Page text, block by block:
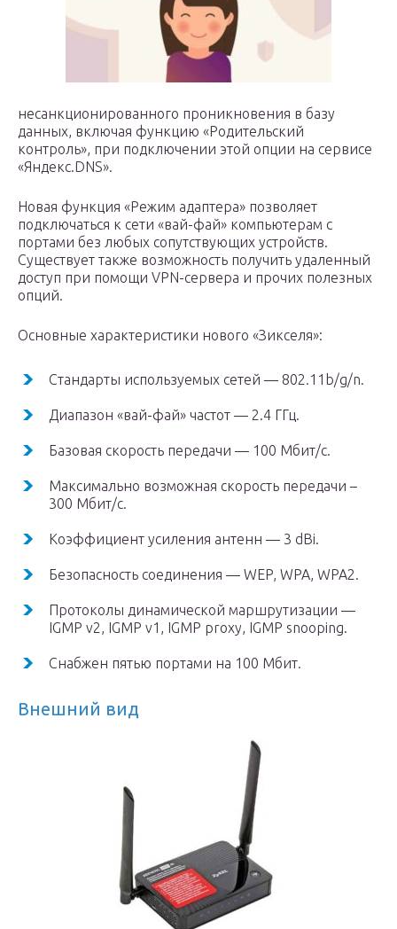
несанкционированного проникновения в базу
данных, включая функцию «Родительский
контроль», при подключении этой опции на сервисе
«Яндекс.DNS».
Новая функция «Режим адаптера» позволяет
подключаться к сети «вай-фай» компьютерам с
портами без любых сопутствующих устройств.
Существует также возможность получить удаленный
доступ при помощи VPN-сервера и прочих полезных
опций.
Основные характеристики нового «Зикселя»:
Стандарты используемых сетей — 802.11b/g/n.
Диапазон «вай-фай» частот — 2.4 ГГц.
Базовая скорость передачи — 100 Мбит/с.
Максимально возможная скорость передачи –
300 Мбит/с.
Коэффициент усиления антенн — 3 dBi.
Безопасность соединения — WEP, WPA, WPA2.
Протоколы динамической маршрутизации —
IGMP v2, IGMP v1, IGMP proxy, IGMP snooping.
Снабжен пятью портами на 100 Мбит.
Внешний вид